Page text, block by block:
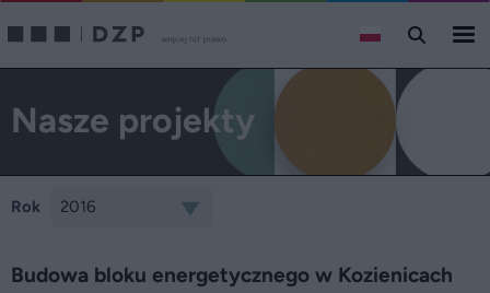
Nasze projekty
Rok
Budowa bloku energetycznego w Kozienicach